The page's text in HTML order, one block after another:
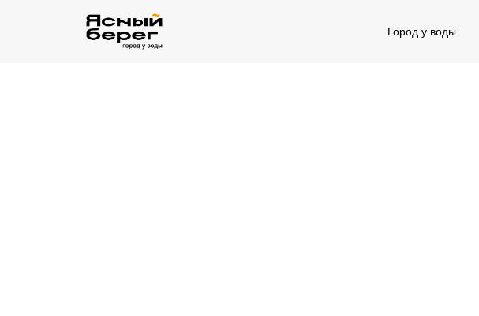
Город у воды